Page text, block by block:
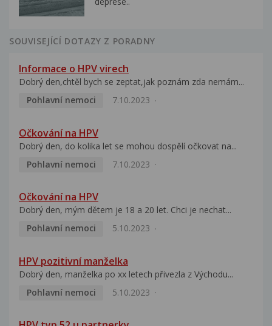
SOUVISEJÍCÍ DOTAZY Z PORADNY
Informace o HPV virech
Dobrý den,chtěl bych se zeptat,jak poznám zda nemám...
Pohlavní nemoci
7.10.2023
Očkování na HPV
Dobrý den, do kolika let se mohou dospělí očkovat na...
Pohlavní nemoci
7.10.2023
Očkování na HPV
Dobrý den, mým dětem je 18 a 20 let. Chci je nechat...
Pohlavní nemoci
5.10.2023
HPV pozitivní manželka
Dobrý den, manželka po xx letech přivezla z Východu...
Pohlavní nemoci
5.10.2023